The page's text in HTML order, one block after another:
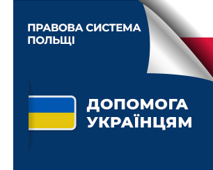
ПОВ'ЯЗАНІ ТЕМИ:
НАСТУПНА
Нові підозри та направлені справи
результати роботи прокурорів
Публічний антиукраїнізм,